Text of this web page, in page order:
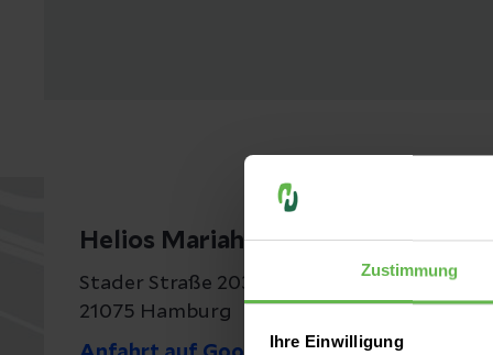
Zustimmung
Ihre Einwilligung
Helios Mariahilf Klinik Hamburg
Stader Straße 203 c
21075 Hamburg